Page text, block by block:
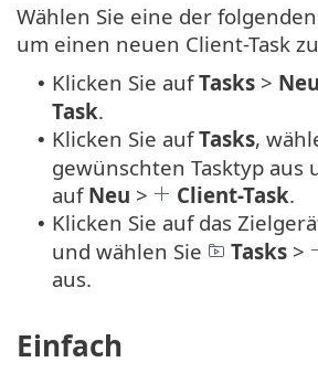
Wählen Sie eine der
um einen neuen Client-Task
• Klicken Sie aufTasks > Neu
Task.
• Klicken Sie aufTasks,
gewünschten Tasktyp aus
auf Neu > Client-Task.
• Klicken Sie auf das
und wählen Sie
Tasks >
aus.
Einfach